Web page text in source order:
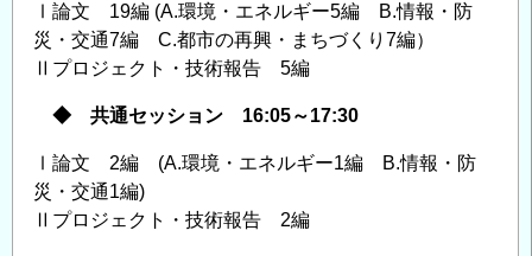
Ⅰ論文 19編 (A.環境・エネルギー5編 B.情報・防
災・交通7編 C.都市の再興・まちづくり7編）
Ⅱプロジェクト・技術報告 5編
◆ 共通セッション 16:05～17:30
Ⅰ論文 2編 (A.環境・エネルギー1編 B.情報・防
災・交通1編)
Ⅱプロジェクト・技術報告 2編